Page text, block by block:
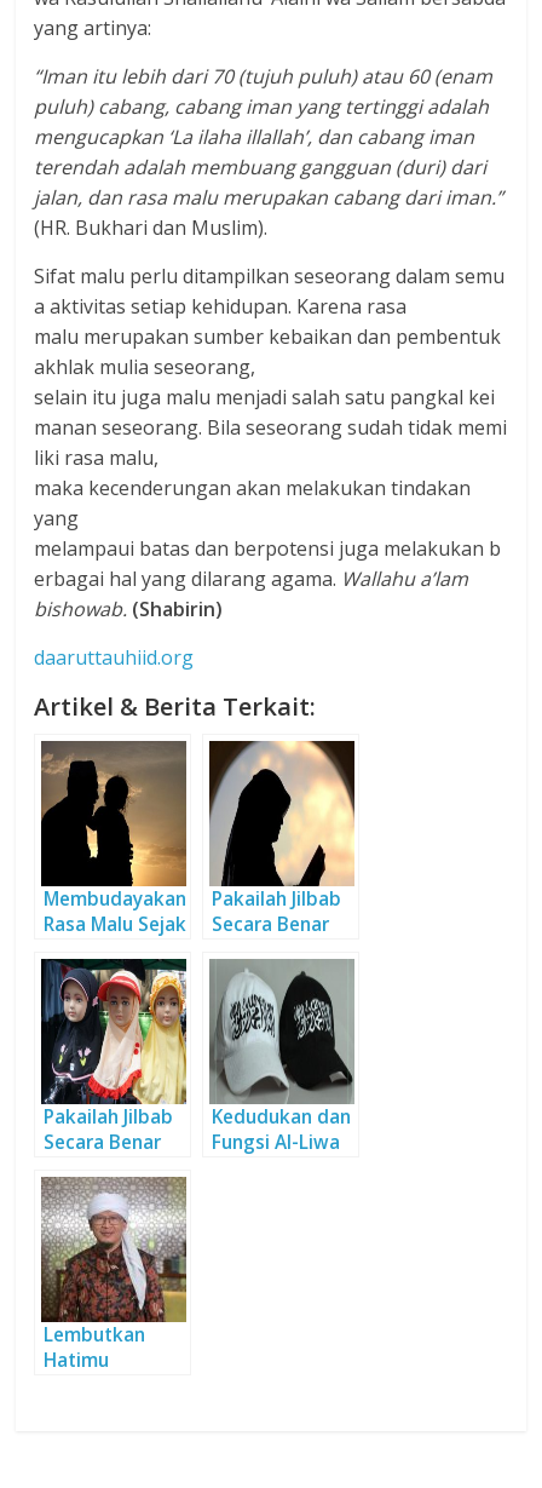
yang artinya:
“Iman itu lebih dari 70 (tujuh puluh) atau 60 (enam
puluh) cabang, cabang iman yang tertinggi adalah
mengucapkan ‘La ilaha illallah’, dan cabang iman
terendah adalah membuang gangguan (duri) dari
jalan, dan rasa malu merupakan cabang dari iman.”
(HR. Bukhari dan Muslim).
Sifat malu perlu ditampilkan seseorang dalam semu
a aktivitas setiap kehidupan. Karena rasa
malu merupakan sumber kebaikan dan pembentuk
akhlak mulia seseorang,
selain itu juga malu menjadi salah satu pangkal kei
manan seseorang. Bila seseorang sudah tidak memi
liki rasa malu,
maka kecenderungan akan melakukan tindakan
yang
melampaui batas dan berpotensi juga melakukan b
erbagai hal yang dilarang agama. Wallahu a’lam
bishowab. (Shabirin)
daaruttauhiid.org
Artikel & Berita Terkait:
Membudayakan
Rasa Malu Sejak
Pakailah Jilbab
Secara Benar
Pakailah Jilbab
Secara Benar
Kedudukan dan
Fungsi Al-Liwa
Lembutkan
Hatimu